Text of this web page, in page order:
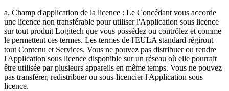
a. Champ d'application de la licence : Le Concédant vous accorde
une licence non transférable pour utiliser l'Application sous licence
sur tout produit Logitech que vous possédez ou contrôlez et comme
le permettent ces termes. Les termes de l'EULA standard régiront
tout Contenu et Services. Vous ne pouvez pas distribuer ou rendre
l'Application sous licence disponible sur un réseau où elle pourrait
être utilisée par plusieurs appareils en même temps. Vous ne pouvez
pas transférer, redistribuer ou sous-licencier l'Application sous
licence.